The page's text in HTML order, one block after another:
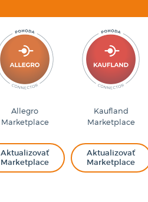
Allegro
Marketplace
Aktualizovať
Marketplace
Kaufland
Marketplace
Aktualizovať
Marketplace